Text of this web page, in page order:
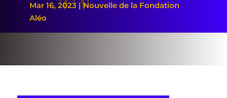
Mar 16, 2023 |Nouvelle de la Fondation
Aléo